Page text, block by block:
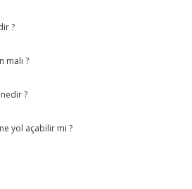
?
malı ?
?
yol açabilir mi ?